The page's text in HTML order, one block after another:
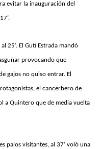
evitar la inauguración del
25’. El Guti Estrada mandó
provocando que
gajos no quiso entrar. El
el cancerbero de
a Quintero que de media vuelta
palos visitantes, al 37’ voló una